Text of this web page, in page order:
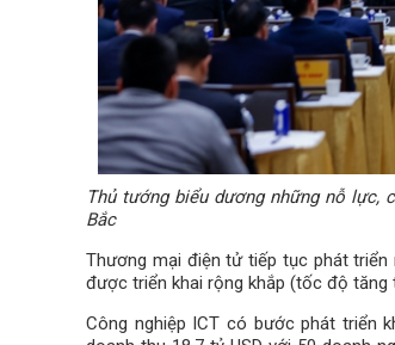
Thủ tướng biểu dương những nỗ lực,
Bắc
Thương mại điện tử tiếp tục phát triển
được triển khai rộng khắp (tốc độ tăng
Công nghiệp ICT có bước phát triển